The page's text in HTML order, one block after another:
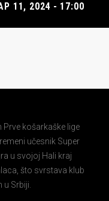
11, 2024 - 17:00
košarkaške lige
učesnik Super
u svojoj Hali kraj
što svrstava klub
Srbiji.